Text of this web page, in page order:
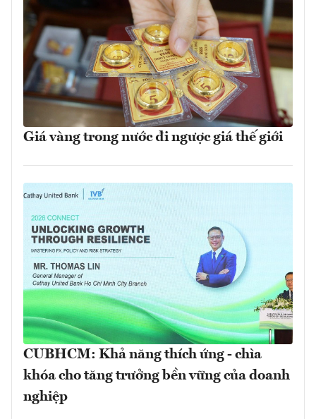
Giá vàng trong nước đi ngược giá thế giới
CUBHCM: Khả năng thích ứng - chìa
khóa cho tăng trưởng bền vững của doanh
nghiệp